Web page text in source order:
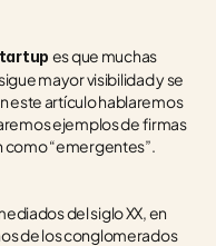
es que muchas
mayor visibilidad y se
este artículo hablaremos
ejemplos de firmas
como “emergentes”.
del siglo XX, en
de los conglomerados